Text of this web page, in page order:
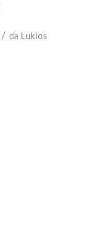
/ da Lukios